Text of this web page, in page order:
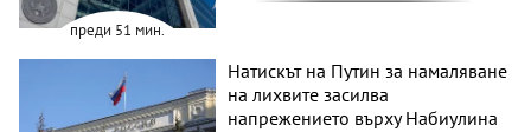
преди 51 мин.
Натискът на Путин за намаляване
на лихвите засилва
напрежението върху Набиулина